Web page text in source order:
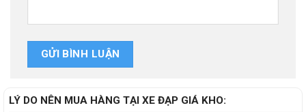
LÝ DO NÊN MUA HÀNG TẠI XE ĐẠP GIÁ KHO: